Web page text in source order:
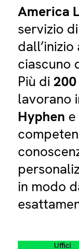
America
servizio
ciascuno
Più di 200
lavorano
Hyphen
in modo
Uffici